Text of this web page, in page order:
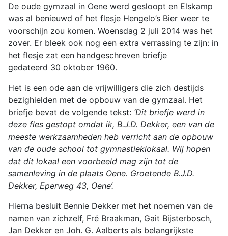
De oude gymzaal in Oene werd gesloopt en Elskamp
was al benieuwd of het flesje Hengelo’s Bier weer te
voorschijn zou komen. Woensdag 2 juli 2014 was het
zover. Er bleek ook nog een extra verrassing te zijn: in
het flesje zat een handgeschreven briefje
gedateerd 30 oktober 1960.
Het is een ode aan de vrijwilligers die zich destijds
bezighielden met de opbouw van de gymzaal. Het
briefje bevat de volgende tekst: ‘Dit briefje werd in
deze fles gestopt omdat ik, B.J.D. Dekker, een van de
meeste werkzaamheden heb verricht aan de opbouw
van de oude school tot gymnastieklokaal. Wij hopen
dat dit lokaal een voorbeeld mag zijn tot de
samenleving in de plaats Oene. Groetende B.J.D.
Dekker, Eperweg 43, Oene’.
Hierna besluit Bennie Dekker met het noemen van de
namen van zichzelf, Fré Braakman, Gait Bijsterbosch,
Jan Dekker en Joh. G. Aalberts als belangrijkste